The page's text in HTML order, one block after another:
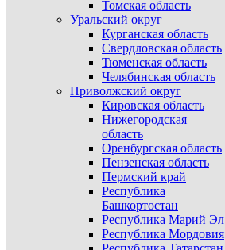
Томская область
Уральский округ
Курганская область
Свердловская область
Тюменская область
Челябинская область
Приволжский округ
Кировская область
Нижегородская
область
Оренбургская область
Пензенская область
Пермский край
Республика
Башкортостан
Республика Марий Эл
Республика Мордовия